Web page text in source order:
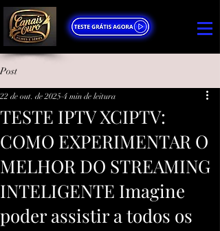
Post
TESTE IPTV XCIPTV:
COMO EXPERIMENTAR O
MELHOR DO STREAMING
INTELIGENTE Imagine
poder assistir a todos os
22 de out. de 2025 4 min de leitura